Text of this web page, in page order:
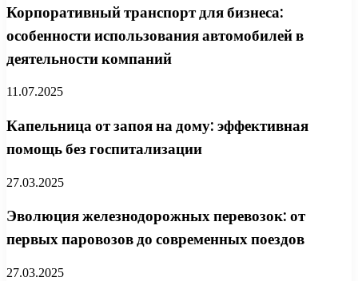
Корпоративный транспорт для бизнеса:
особенности использования автомобилей в
деятельности компаний
11.07.2025
Капельница от запоя на дому: эффективная
помощь без госпитализации
27.03.2025
Эволюция железнодорожных перевозок: от
первых паровозов до современных поездов
27.03.2025